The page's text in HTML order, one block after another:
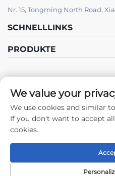
Nr. 15, Tongming North Road,
SCHNELLLINKS
PRODUKTE
Urheberrecht © 2024 by Xiamen
Co., Ltd. -
We value your
We use cookies and similar
If you don't want to accept
cookies.